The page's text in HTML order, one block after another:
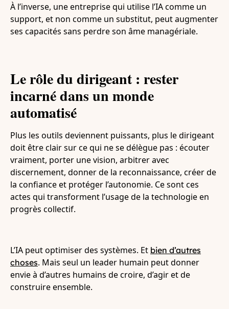
À l’inverse, une entreprise qui utilise l’IA comme un
support, et non comme un substitut, peut augmenter
ses capacités sans perdre son âme managériale.
Le rôle du dirigeant : rester
incarné dans un monde
automatisé
Plus les outils deviennent puissants, plus le dirigeant
doit être clair sur ce qui ne se délègue pas : écouter
vraiment, porter une vision, arbitrer avec
discernement, donner de la reconnaissance, créer de
la confiance et protéger l’autonomie. Ce sont ces
actes qui transforment l’usage de la technologie en
progrès collectif.
L’IA peut optimiser des systèmes. Et bien d’autres
choses. Mais seul un leader humain peut donner
envie à d’autres humains de croire, d’agir et de
construire ensemble.